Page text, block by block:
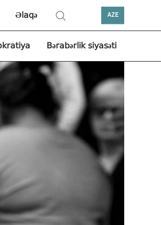
Əlaqə AZE
Bərabərlik siyasəti